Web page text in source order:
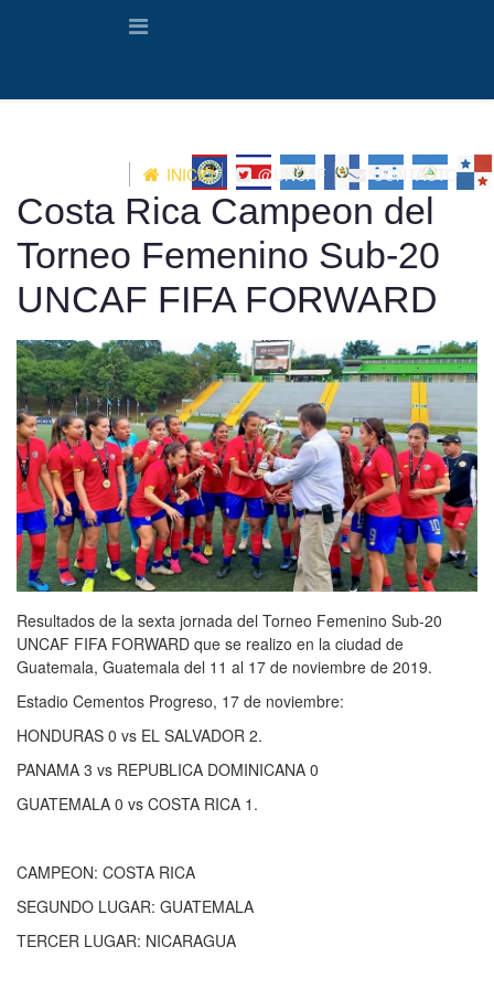
INICIO @UNCAF CONTACTO
Costa Rica Campeon del
Torneo Femenino Sub-20
UNCAF FIFA FORWARD
Resultados de la sexta jornada del Torneo Femenino Sub-20
UNCAF FIFA FORWARD que se realizo en la ciudad de
Guatemala, Guatemala del 11 al 17 de noviembre de 2019.
Estadio Cementos Progreso, 17 de noviembre:
HONDURAS 0 vs EL SALVADOR 2.
PANAMA 3 vs REPUBLICA DOMINICANA 0
GUATEMALA 0 vs COSTA RICA 1.
CAMPEON: COSTA RICA
SEGUNDO LUGAR: GUATEMALA
TERCER LUGAR: NICARAGUA